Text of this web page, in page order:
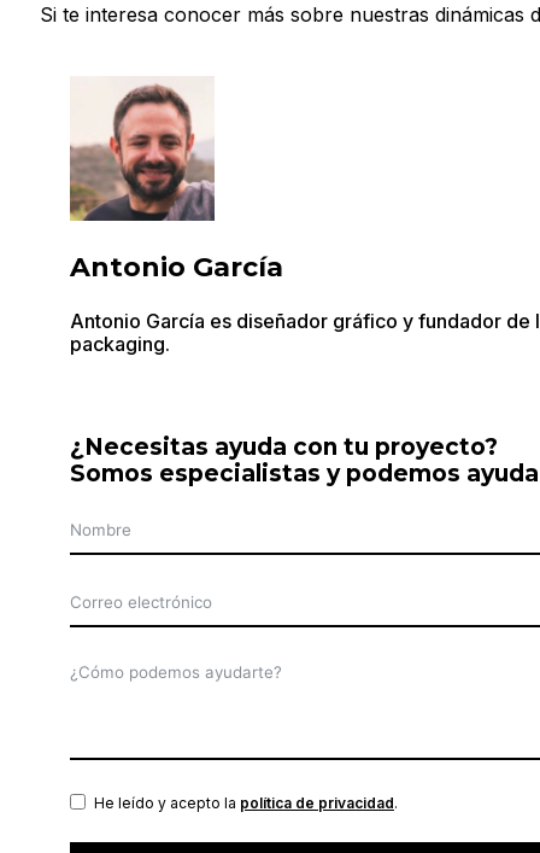
Si te interesa conocer más sobre nuestras
Antonio García
Antonio García es diseñador gráfico y fundador
packaging.
¿Necesitas ayuda con tu proyecto?
Somos especialistas y podemos
He leído y acepto la política de privacidad.